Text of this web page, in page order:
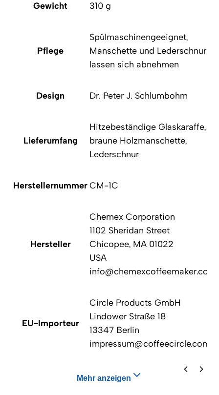
Gewicht 310 g
Pflege
Spülmaschinengeeignet,
Manschette und Lederschnur
lassen sich abnehmen
Design Dr. Peter J. Schlumbohm
Lieferumfang
Hitzebeständige Glaskaraffe,
braune Holzmanschette,
Lederschnur
HerstellernummerCM-1C
Hersteller
Chemex Corporation
1102 Sheridan Street
Chicopee, MA 01022
USA
info@chemexcoffeemaker.com
EU-Importeur
Circle Products GmbH
Lindower Straße 18
13347 Berlin
impressum@coffeecircle.com
Mehr anzeigen